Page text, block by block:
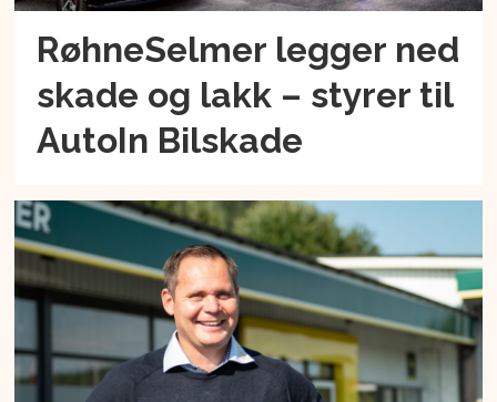
RøhneSelmer legger ned
skade og lakk – styrer til
AutoIn Bilskade